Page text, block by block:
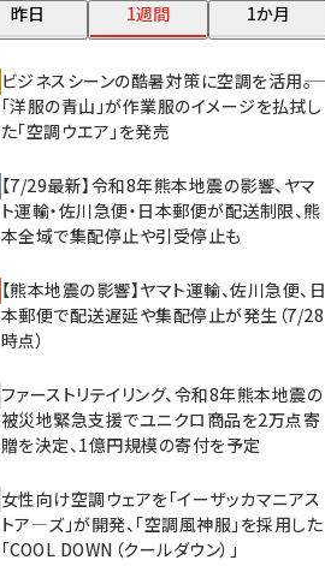
昨日 1週間 1か月
ビジネスシーンの酷暑対策に空調を活用――。
「洋服の青山」が作業服のイメージを払拭し
た「空調ウエア」を発売
【7/29最新】令和8年熊本地震の影響、ヤマ
ト運輸・佐川急便・日本郵便が配送制限、熊
本全域で集配停止や引受停止も
【熊本地震の影響】ヤマト運輸、佐川急便、日
本郵便で配送遅延や集配停止が発生（7/28
時点）
ファーストリテイリング、令和8年熊本地震の
被災地緊急支援でユニクロ商品を2万点寄
贈を決定、1億円規模の寄付を予定
女性向け空調ウェアを「イーザッカマニアス
トア―ズ」が開発、「空調風神服」を採用した
「COOL DOWN（クールダウン）」